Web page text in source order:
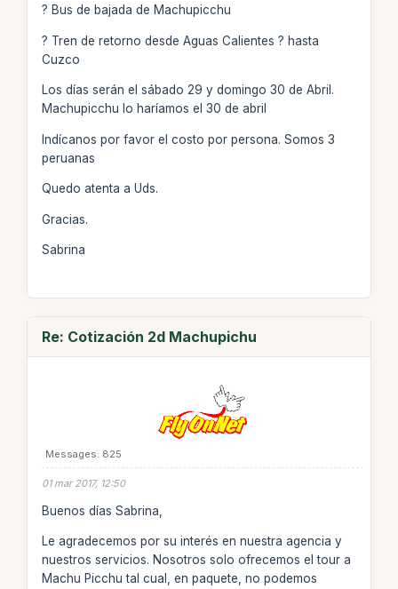
? Bus de bajada de Machupicchu
? Tren de retorno desde Aguas Calientes ? hasta
Cuzco
Los días serán el sábado 29 y domingo 30 de Abril.
Machupicchu lo haríamos el 30 de abril
Indícanos por favor el costo por persona. Somos 3
peruanas
Quedo atenta a Uds.
Gracias.
Sabrina
Re: Cotización 2d Machupichu
Messages: 825
01 mar 2017, 12:50
Buenos días Sabrina,
Le agradecemos por su interés en nuestra agencia y
nuestros servicios. Nosotros solo ofrecemos el tour a
Machu Picchu tal cual, en paquete, no podemos